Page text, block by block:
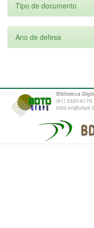
Tipo de documento
Ano de defesa
Biblioteca
(81) 3320-6179